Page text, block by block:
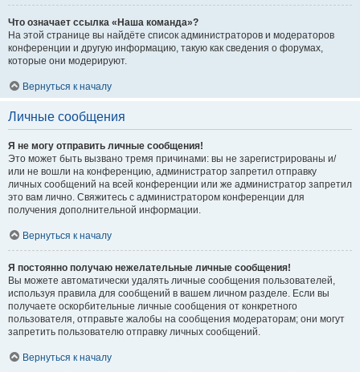
Что означает ссылка «Наша команда»?
На этой странице вы найдёте список администраторов и модераторов
конференции и другую информацию, такую как сведения о форумах,
которые они модерируют.
Вернуться к началу
Личные сообщения
Я не могу отправить личные сообщения!
Это может быть вызвано тремя причинами: вы не зарегистрированы и/
или не вошли на конференцию, администратор запретил отправку
личных сообщений на всей конференции или же администратор запретил
это вам лично. Свяжитесь с администратором конференции для
получения дополнительной информации.
Вернуться к началу
Я постоянно получаю нежелательные личные сообщения!
Вы можете автоматически удалять личные сообщения пользователей,
используя правила для сообщений в вашем личном разделе. Если вы
получаете оскорбительные личные сообщения от конкретного
пользователя, отправьте жалобы на сообщения модераторам; они могут
запретить пользователю отправку личных сообщений.
Вернуться к началу